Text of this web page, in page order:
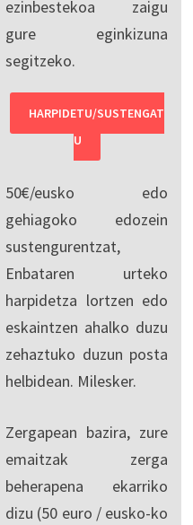
ezinbestekoa zaigu
gure eginkizuna
segitzeko.
HARPIDETU/SUSTENGAT
U
50€/eusko edo
gehiagoko edozein
sustengurentzat,
Enbataren urteko
harpidetza lortzen edo
eskaintzen ahalko duzu
zehaztuko duzun posta
helbidean. Milesker.
Zergapean bazira, zure
emaitzak zerga
beherapena ekarriko
dizu (50 euro / eusko-ko